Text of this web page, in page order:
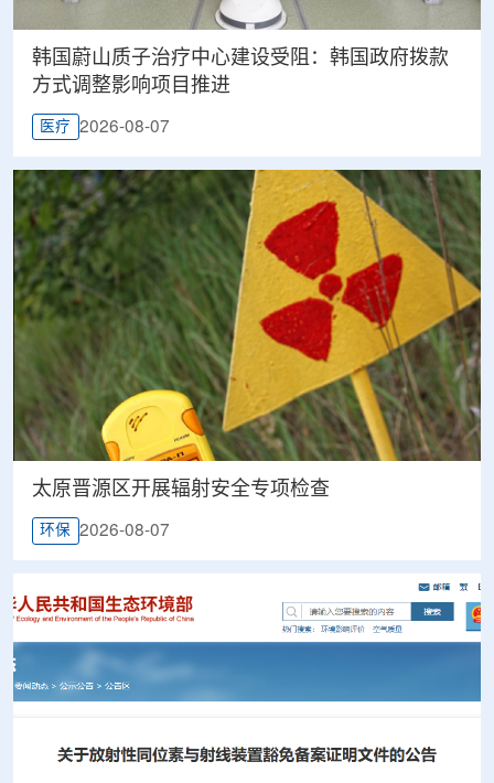
韩国蔚山质子治疗中心建设受阻：韩国政府拨款
方式调整影响项目推进
医疗 2026-08-07
太原晋源区开展辐射安全专项检查
环保 2026-08-07